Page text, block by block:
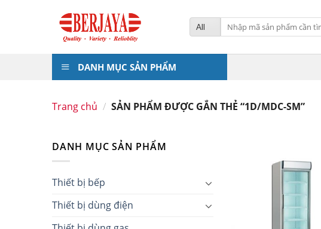
Tìm
kiếm:
DANH MỤC SẢN PHẨM
Trang chủ / SẢN PHẨM ĐƯỢC GẮN THẺ “1D/MDC-SM”
DANH MỤC SẢN PHẨM
Thiết bị bếp
Thiết bị dùng điện